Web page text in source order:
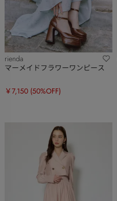
rienda
マーメイドフラワーワンピース
￥7,150 (50%OFF)